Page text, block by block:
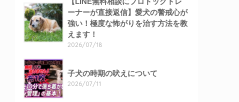
ーナーが直接返信】愛犬の警戒心が
強い！極度な怖がりを治す方法を教
えます！
2026/07/18
子犬の時期の吠えについて
2026/07/11